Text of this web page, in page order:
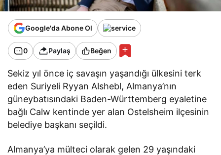
Google'da Abone Ol
0 Paylaş Beğen
Sekiz yıl önce iç savaşın yaşandığı ülkesini terk
eden Suriyeli Ryyan Alshebl, Almanya’nın
güneybatısındaki Baden-Württemberg eyaletine
bağlı Calw kentinde yer alan Ostelsheim ilçesinin
belediye başkanı seçildi.
Almanya’ya mülteci olarak gelen 29 yaşındaki